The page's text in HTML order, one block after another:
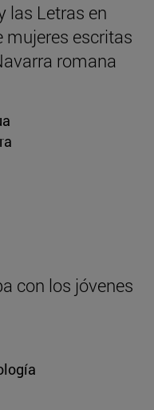
las Letras en
mujeres escritas
romana
con los jóvenes